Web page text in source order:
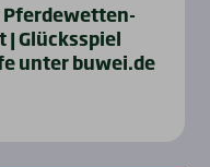
Pferde­wetten-
| Glücksspiel
unter buwei.de